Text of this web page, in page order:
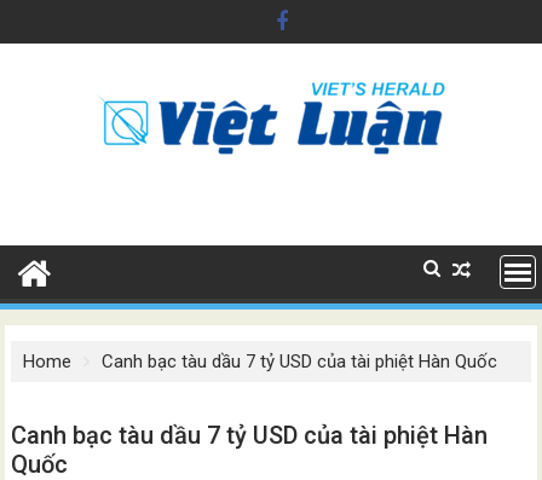
to
Home Canh bạc tàu dầu 7 tỷ USD của tài phiệt Hàn Quốc
Canh bạc tàu dầu 7 tỷ USD của tài phiệt Hàn
Quốc